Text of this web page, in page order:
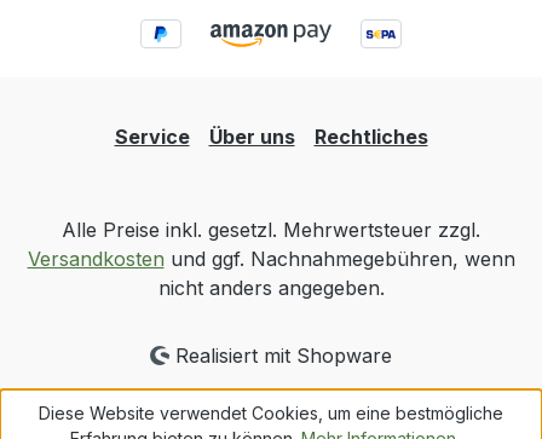
Service Über uns Rechtliches
Alle Preise inkl. gesetzl. Mehrwertsteuer zzgl.
Versandkosten und ggf. Nachnahmegebühren, wenn
nicht anders angegeben.
Realisiert mit Shopware
Diese Website verwendet Cookies, um eine bestmögliche